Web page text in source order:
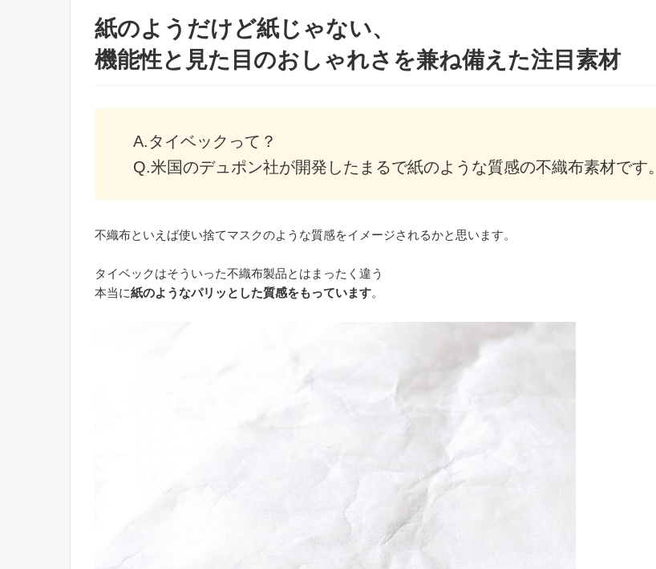
紙のようだけど紙じゃない、
機能性と見た目のおしゃれさを兼ね備えた注目素材
A.タイベックって？
Q.米国のデュポン社が開発したまるで紙のような質感の不織布素材です。
不織布といえば使い捨てマスクのような質感をイメージされるかと思います。
タイベックはそういった不織布製品とはまったく違う
本当に紙のようなパリッとした質感をもっています。